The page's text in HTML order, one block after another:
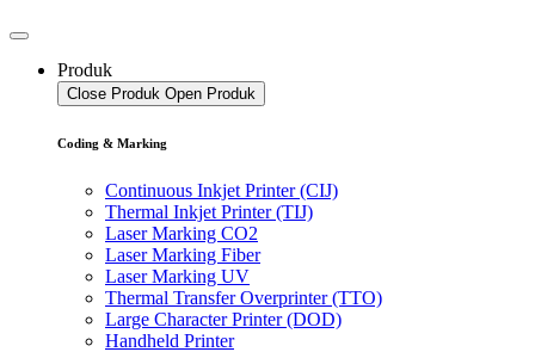
Produk
Close Produk Open Produk
Coding & Marking
Continuous Inkjet Printer (CIJ)
Thermal Inkjet Printer (TIJ)
Laser Marking CO2
Laser Marking Fiber
Laser Marking UV
Thermal Transfer Overprinter (TTO)
Large Character Printer (DOD)
Handheld Printer